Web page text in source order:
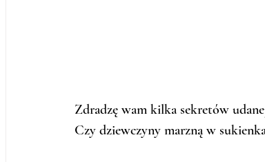
Zdradzę wam kilka sekretów
Czy dziewczyny marzną w